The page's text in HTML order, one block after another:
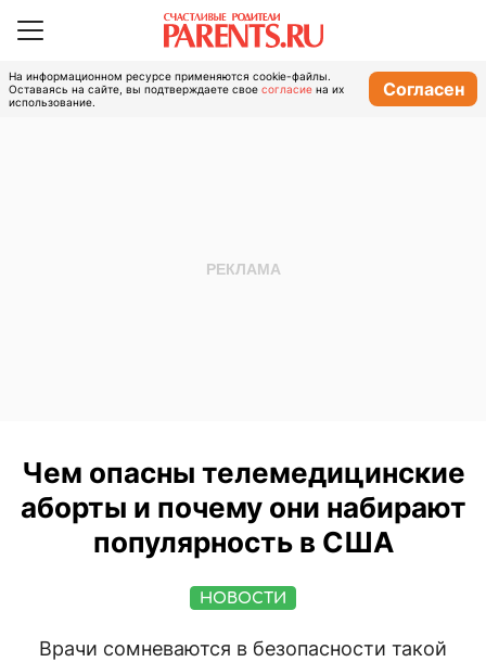
На информационном ресурсе применяются cookie-файлы.
Оставаясь на сайте, вы подтверждаете свое согласие на их
использование.
Согласен
Чем опасны телемедицинские
аборты и почему они набирают
популярность в США
НОВОСТИ
Врачи сомневаются в безопасности такой